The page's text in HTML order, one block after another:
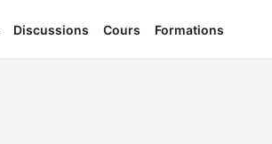
Discussions Cours Formations